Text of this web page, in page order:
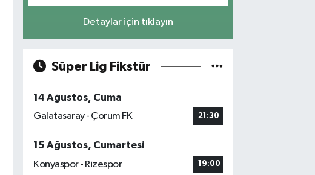
Detaylar için tıklayın
Süper Lig Fikstür
14 Ağustos, Cuma
Galatasaray - Çorum FK
21:30
15 Ağustos, Cumartesi
Konyaspor - Rizespor
19:00